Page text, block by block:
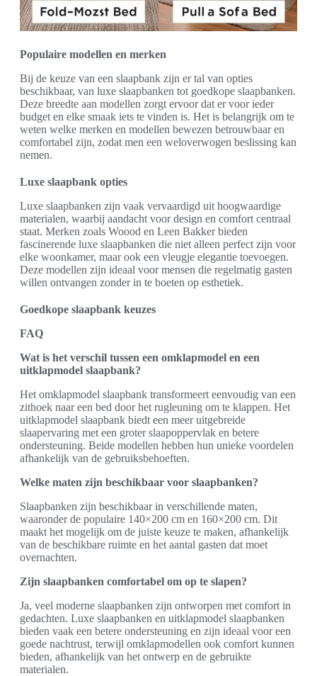
Populaire modellen en merken
Bij de keuze van een slaapbank zijn er tal van opties
beschikbaar, van luxe slaapbanken tot goedkope slaapbanken.
Deze breedte aan modellen zorgt ervoor dat er voor ieder
budget en elke smaak iets te vinden is. Het is belangrijk om te
weten welke merken en modellen bewezen betrouwbaar en
comfortabel zijn, zodat men een weloverwogen beslissing kan
nemen.
Luxe slaapbank opties
Luxe slaapbanken zijn vaak vervaardigd uit hoogwaardige
materialen, waarbij aandacht voor design en comfort centraal
staat. Merken zoals Woood en Leen Bakker bieden
fascinerende luxe slaapbanken die niet alleen perfect zijn voor
elke woonkamer, maar ook een vleugje elegantie toevoegen.
Deze modellen zijn ideaal voor mensen die regelmatig gasten
willen ontvangen zonder in te boeten op esthetiek.
Goedkope slaapbank keuzes
FAQ
Wat is het verschil tussen een omklapmodel en een
uitklapmodel slaapbank?
Het omklapmodel slaapbank transformeert eenvoudig van een
zithoek naar een bed door het rugleuning om te klappen. Het
uitklapmodel slaapbank biedt een meer uitgebreide
slaapervaring met een groter slaapoppervlak en betere
ondersteuning. Beide modellen hebben hun unieke voordelen
afhankelijk van de gebruiksbehoeften.
Welke maten zijn beschikbaar voor slaapbanken?
Slaapbanken zijn beschikbaar in verschillende maten,
waaronder de populaire 140×200 cm en 160×200 cm. Dit
maakt het mogelijk om de juiste keuze te maken, afhankelijk
van de beschikbare ruimte en het aantal gasten dat moet
overnachten.
Zijn slaapbanken comfortabel om op te slapen?
Ja, veel moderne slaapbanken zijn ontworpen met comfort in
gedachten. Luxe slaapbanken en uitklapmodel slaapbanken
bieden vaak een betere ondersteuning en zijn ideaal voor een
goede nachtrust, terwijl omklapmodellen ook comfort kunnen
bieden, afhankelijk van het ontwerp en de gebruikte
materialen.